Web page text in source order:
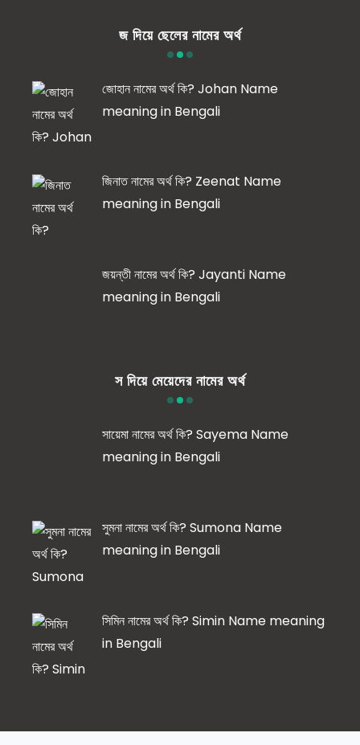
জ দিয়ে ছেলের নামের অর্থ
জোহান নামের অর্থ কি? Johan Name
meaning in Bengali
জিনাত নামের অর্থ কি? Zeenat Name
meaning in Bengali
জয়ন্তী নামের অর্থ কি? Jayanti Name
meaning in Bengali
স দিয়ে মেয়েদের নামের অর্থ
সায়েমা নামের অর্থ কি? Sayema Name
meaning in Bengali
সুমনা নামের অর্থ কি? Sumona Name
meaning in Bengali
সিমিন নামের অর্থ কি? Simin Name meaning
in Bengali